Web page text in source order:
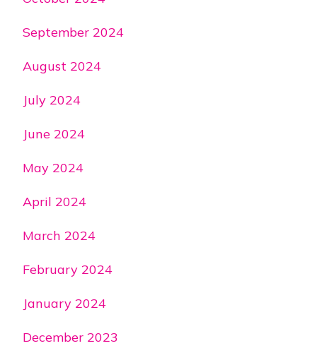
September 2024
August 2024
July 2024
June 2024
May 2024
April 2024
March 2024
February 2024
January 2024
December 2023